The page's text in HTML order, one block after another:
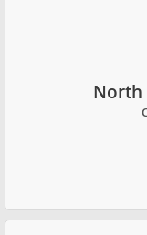
North